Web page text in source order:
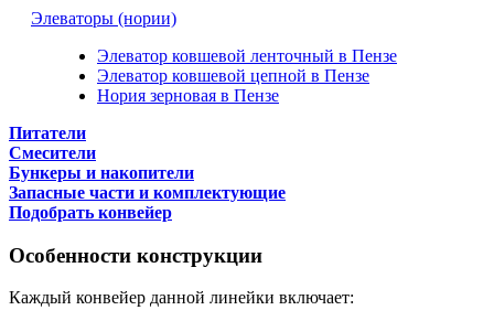
Элеваторы (нории)
Элеватор ковшевой ленточный в Пензе
Элеватор ковшевой цепной в Пензе
Нория зерновая в Пензе
Питатели
Смесители
Бункеры и накопители
Запасные части и комплектующие
Подобрать конвейер
Особенности конструкции
Каждый конвейер данной линейки включает: